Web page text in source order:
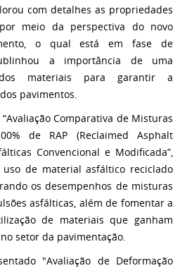
com detalhes as propriedades
meio da perspectiva do novo
o qual está em fase de
a importância de uma
dos materiais para garantir a
pavimentos.
Comparativa de Misturas
de RAP (Reclaimed Asphalt
Convencional e Modificada”,
de material asfáltico reciclado
os desempenhos de misturas
asfálticas, além de fomentar a
de materiais que ganham
setor da pavimentação.
"Avaliação de Deformação